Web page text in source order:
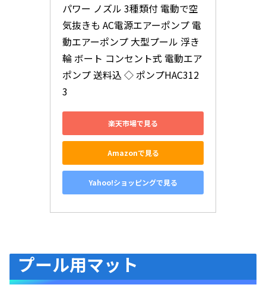
パワー ノズル 3種類付 電動で空
気抜きも AC電源エアーポンプ 電
動エアーポンプ 大型プール 浮き
輪 ボート コンセント式 電動エア
ポンプ 送料込 ◇ ポンプHAC312
3
楽天市場で見る
Amazonで見る
Yahoo!ショッピングで見る
プール用マット